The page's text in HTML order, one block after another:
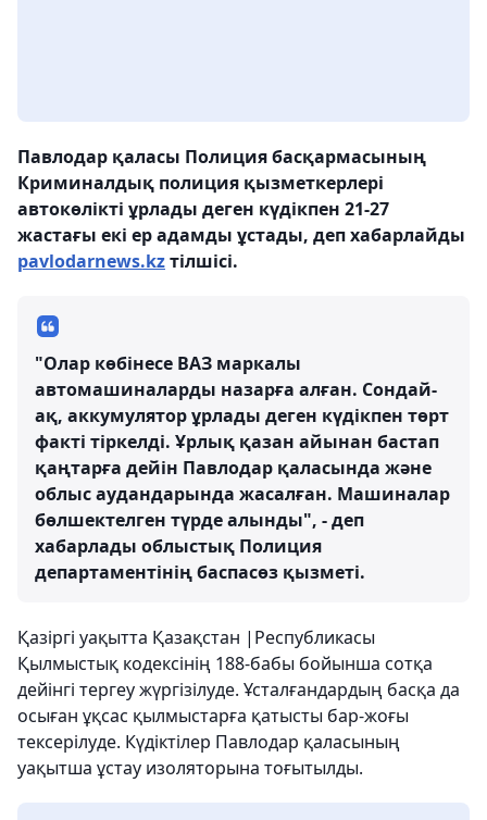
Павлодар қаласы Полиция басқармасының
Криминалдық полиция қызметкерлері
автокөлікті ұрлады деген күдікпен 21-27
жастағы екі ер адамды ұстады, деп хабарлайды
pavlodarnews.kzтілшісі.
"Олар көбінесе ВАЗ маркалы
автомашиналарды назарға алған. Сондай-
ақ, аккумулятор ұрлады деген күдікпен төрт
факті тіркелді. Ұрлық қазан айынан бастап
қаңтарға дейін Павлодар қаласында және
облыс аудандарында жасалған. Машиналар
бөлшектелген түрде алынды", - деп
хабарлады облыстық Полиция
департаментінің баспасөз қызметі.
Қазіргі уақытта Қазақстан |Республикасы
Қылмыстық кодексінің 188-бабы бойынша сотқа
дейінгі тергеу жүргізілуде. Ұсталғандардың басқа да
осыған ұқсас қылмыстарға қатысты бар-жоғы
тексерілуде. Күдіктілер Павлодар қаласының
уақытша ұстау изоляторына тоғытылды.